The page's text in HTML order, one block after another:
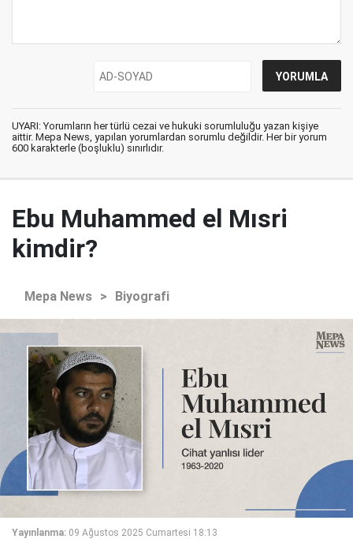
UYARI: Yorumların her türlü cezai ve hukuki sorumluluğu yazan kişiye
aittir. Mepa News, yapılan yorumlardan sorumlu değildir. Her bir yorum
600 karakterle (boşluklu) sınırlıdır.
Ebu Muhammed el Mısri
kimdir?
Mepa News > Biyografi
Yayınlanma: 09 Ağustos 2025 Cumartesi 18:13